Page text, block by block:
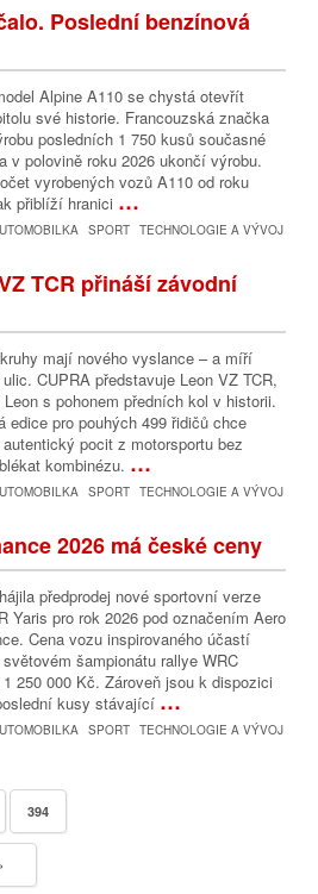
Poslední benzínová
Alpine A110 se chystá otevřít
své historie. Francouzská značka
posledních 1 750 kusů současné
v polovině roku 2026 ukončí výrobu.
vyrobených vozů A110 od roku
přiblíží hranici …
SPORT TECHNOLOGIE A VÝVOJ
TCR přináší závodní
mají nového vyslance – a míří
CUPRA představuje Leon VZ TCR,
s pohonem předních kol v historii.
edice pro pouhých 499 řidičů chce
pocit z motorsportu bez
kombinézu. …
SPORT TECHNOLOGIE A VÝVOJ
2026 má české ceny
předprodej nové sportovní verze
Yaris pro rok 2026 pod označením Aero
Cena vozu inspirovaného účastí
šampionátu rallye WRC
250 000 Kč. Zároveň jsou k dispozici
kusy stávající …
SPORT TECHNOLOGIE A VÝVOJ
394